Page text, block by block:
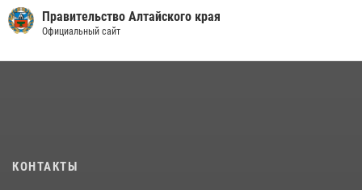
Правительство Алтайского края
Официальный сайт
КОНТАКТЫ